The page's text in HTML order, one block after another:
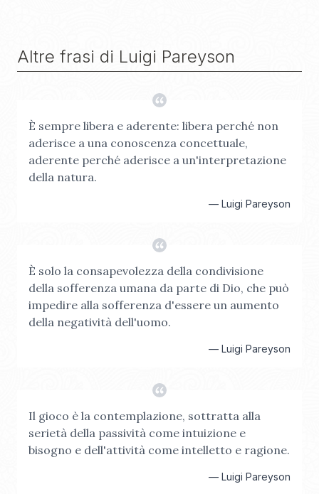
Altre frasi di Luigi Pareyson
È sempre libera e aderente: libera perché non
aderisce a una conoscenza concettuale,
aderente perché aderisce a un'interpretazione
della natura.
— Luigi Pareyson
È solo la consapevolezza della condivisione
della sofferenza umana da parte di Dio, che può
impedire alla sofferenza d'essere un aumento
della negatività dell'uomo.
— Luigi Pareyson
Il gioco è la contemplazione, sottratta alla
serietà della passività come intuizione e
bisogno e dell'attività come intelletto e ragione.
— Luigi Pareyson